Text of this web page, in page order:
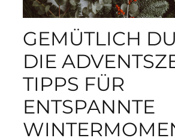
GEMÜTLICH
DIE
TIPPS FÜR
ENTSPANNTE